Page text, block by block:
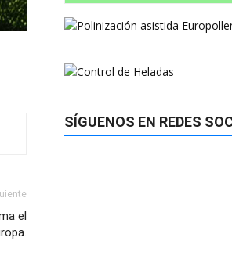
el
SÍGUENOS EN REDES